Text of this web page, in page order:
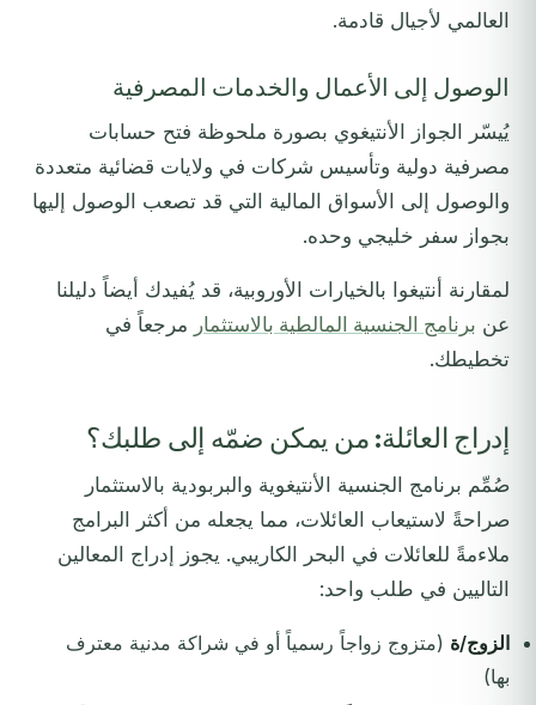
العالمي لأجيال قادمة.
الوصول إلى الأعمال والخدمات المصرفية
يُيسّر الجواز الأنتيغوي بصورة ملحوظة فتح حسابات
مصرفية دولية وتأسيس شركات في ولايات قضائية متعددة
والوصول إلى الأسواق المالية التي قد تصعب الوصول إليها
بجواز سفر خليجي وحده.
لمقارنة أنتيغوا بالخيارات الأوروبية، قد يُفيدك أيضاً دليلنا
عن برنامج الجنسية المالطية بالاستثمار مرجعاً في
تخطيطك.
إدراج العائلة: من يمكن ضمّه إلى طلبك؟
صُمِّم برنامج الجنسية الأنتيغوية والبربودية بالاستثمار
صراحةً لاستيعاب العائلات، مما يجعله من أكثر البرامج
ملاءمةً للعائلات في البحر الكاريبي. يجوز إدراج المعالين
التاليين في طلب واحد:
الزوج/ة (متزوج زواجاً رسمياً أو في شراكة مدنية معترف
بها)